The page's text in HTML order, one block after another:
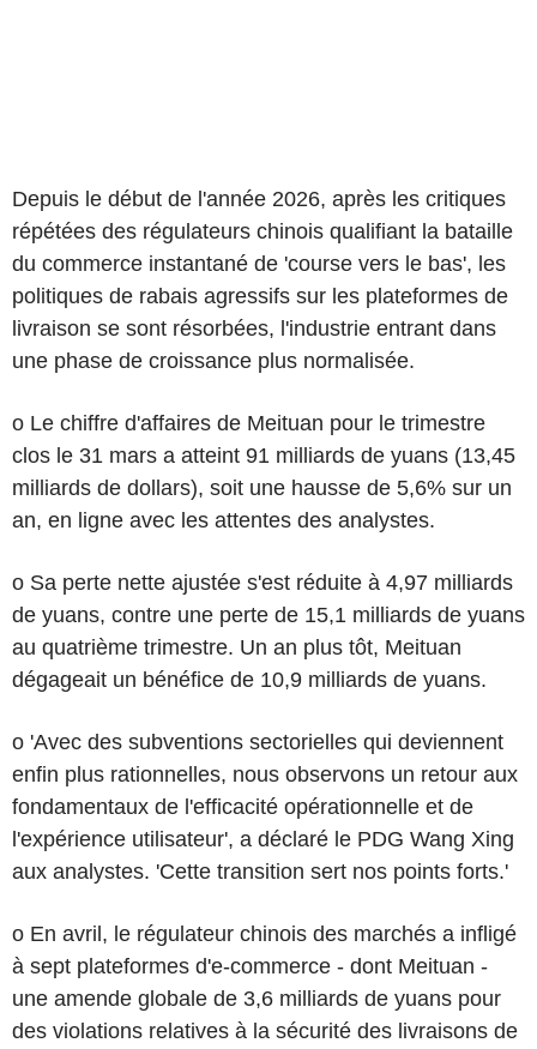
Depuis le début de l'année 2026, après les critiques
répétées des régulateurs chinois qualifiant la bataille
du commerce instantané de 'course vers le bas', les
politiques de rabais agressifs sur les plateformes de
livraison se sont résorbées, l'industrie entrant dans
une phase de croissance plus normalisée.
o Le chiffre d'affaires de Meituan pour le trimestre
clos le 31 mars a atteint 91 milliards de yuans (13,45
milliards de dollars), soit une hausse de 5,6% sur un
an, en ligne avec les attentes des analystes.
o Sa perte nette ajustée s'est réduite à 4,97 milliards
de yuans, contre une perte de 15,1 milliards de yuans
au quatrième trimestre. Un an plus tôt, Meituan
dégageait un bénéfice de 10,9 milliards de yuans.
o 'Avec des subventions sectorielles qui deviennent
enfin plus rationnelles, nous observons un retour aux
fondamentaux de l'efficacité opérationnelle et de
l'expérience utilisateur', a déclaré le PDG Wang Xing
aux analystes. 'Cette transition sert nos points forts.'
o En avril, le régulateur chinois des marchés a infligé
à sept plateformes d'e-commerce - dont Meituan -
une amende globale de 3,6 milliards de yuans pour
des violations relatives à la sécurité des livraisons de